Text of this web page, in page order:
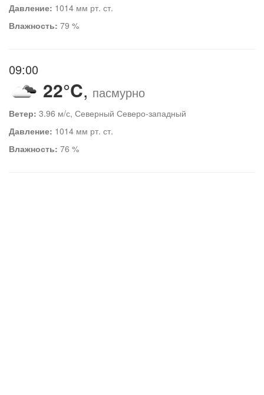
Давление: 1014 мм рт. ст.
Влажность: 79 %
09:00
22°C, пасмурно
Ветер: 3.96 м/с, Северный Северо-западный
Давление: 1014 мм рт. ст.
Влажность: 76 %